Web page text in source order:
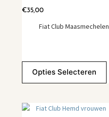
€35,00
Fiat Club Maasmechelen
Opties Selecteren